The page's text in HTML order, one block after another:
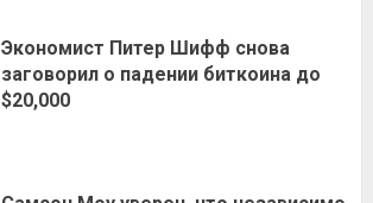
Экономист Питер Шифф снова
заговорил о падении биткоина до
$20,000